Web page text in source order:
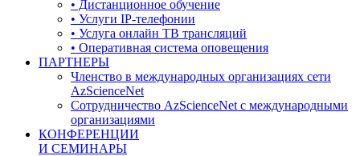
• Дистанционное обучение
• Услуги IP-телефонии
• Услуга онлайн ТВ трансляций
• Оперативная система оповещения
ПАРТНЕРЫ
Членство в международных организациях сети
AzScienceNet
Сотрудничество AzScienceNet с международными
организациями
КОНФЕРЕНЦИИ
И СЕМИНАРЫ